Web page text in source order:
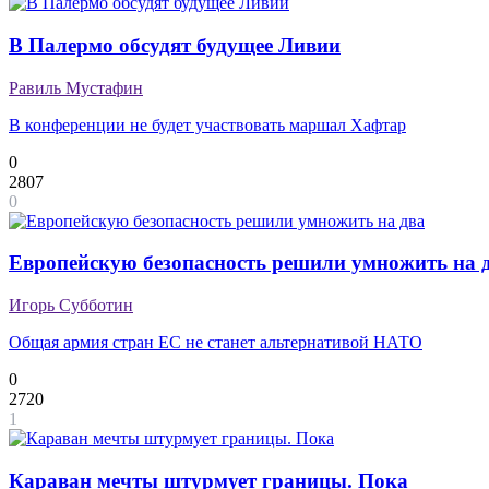
В Палермо обсудят будущее Ливии
Равиль Мустафин
В конференции не будет участвовать маршал Хафтар
0
2807
0
Европейскую безопасность решили умножить на
Игорь Субботин
Общая армия стран ЕС не станет альтернативой НАТО
0
2720
1
Караван мечты штурмует границы. Пока